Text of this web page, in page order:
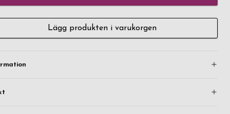
Lägg produkten i varukorgen